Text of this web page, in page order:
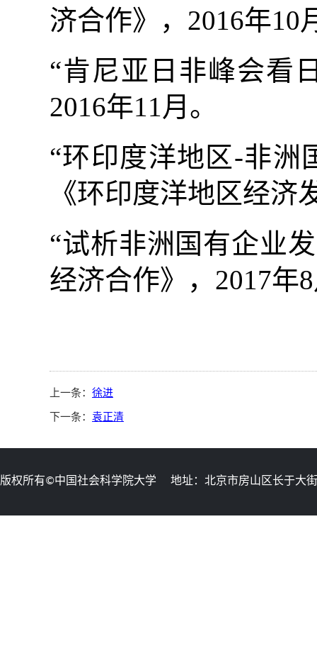
济合作》， 2016年10
“肯尼亚日非峰会看
2016年11月。
“环印度洋地区-非洲
《环印度洋地区经济
“试析非洲国有企业
经济合作》， 2017年8
上一条： 徐进
下一条： 袁正清
版权所有©中国社会科学院大学 地址：北京市房山区长于大